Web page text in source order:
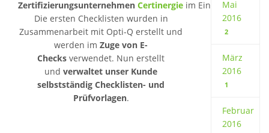
Zertifizierungsunternehmen Certinergie im Einsatz.
Die ersten Checklisten wurden in
Zusammenarbeit mit Opti-Q erstellt und
werden im Zuge von E-
Checks verwendet. Nun erstellt
und verwaltet unser Kunde
selbstständig Checklisten- und
Prüfvorlagen.
Mai
2016
2
März
2016
1
Februar
2016